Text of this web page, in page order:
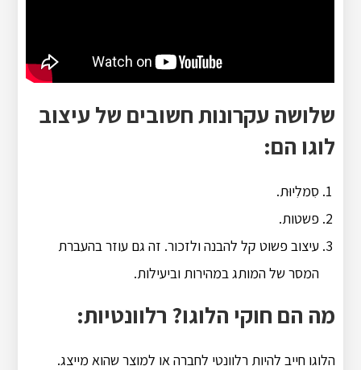
שלושה עקרונות חשובים של עיצוב
לוגו הם:
סִמלִיוּת.
פשטות.
עיצוב פשוט קל להבנה ולזכור. זה גם עוזר בהעברת
המסר של המותג במהירות וביעילות.
מה הם חוקי הלוגו? רלוונטיות:
הלוגו חייב להיות רלוונטי לחברה או למוצר שהוא מייצג.